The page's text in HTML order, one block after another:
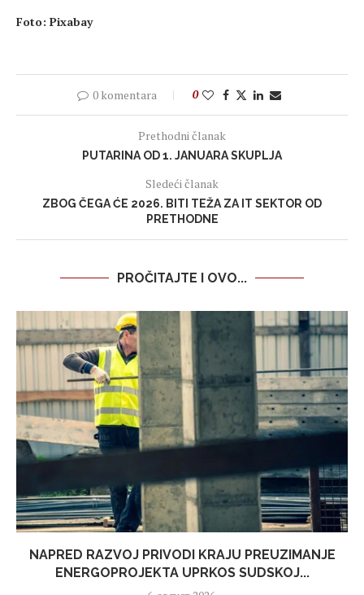
Foto: Pixabay
0 komentara 0
Prethodni članak
PUTARINA OD 1. JANUARA SKUPLJA
Sledeći članak
ZBOG ČEGA ĆE 2026. BITI TEŽA ZA IT SEKTOR OD
PRETHODNE
PROČITAJTE I OVO...
NAPRED RAZVOJ PRIVODI KRAJU PREUZIMANJE
ENERGOPROJEKTA UPRKOS SUDSKOJ...